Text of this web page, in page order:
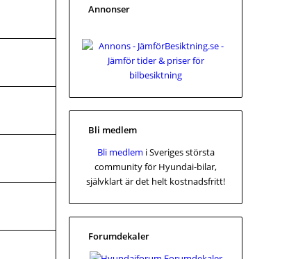
Annonser
Bli medlem
Bli medlem i Sveriges största
community för Hyundai-bilar,
självklart är det helt kostnadsfritt!
Forumdekaler